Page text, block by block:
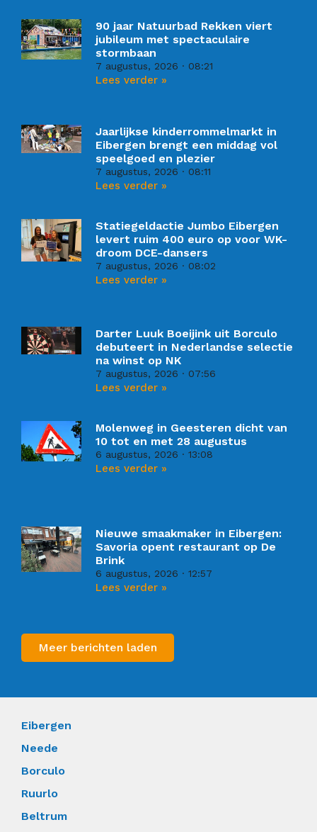
90 jaar Natuurbad Rekken viert
jubileum met spectaculaire
stormbaan
7 augustus, 2026 08:21
Lees verder »
Jaarlijkse kinderrommelmarkt in
Eibergen brengt een middag vol
speelgoed en plezier
7 augustus, 2026 08:11
Lees verder »
Statiegeldactie Jumbo Eibergen
levert ruim 400 euro op voor WK-
droom DCE-dansers
7 augustus, 2026 08:02
Lees verder »
Darter Luuk Boeijink uit Borculo
debuteert in Nederlandse selectie
na winst op NK
7 augustus, 2026 07:56
Lees verder »
Molenweg in Geesteren dicht van
10 tot en met 28 augustus
6 augustus, 2026 13:08
Lees verder »
Nieuwe smaakmaker in Eibergen:
Savoria opent restaurant op De
Brink
6 augustus, 2026 12:57
Lees verder »
Meer berichten laden
Eibergen
Neede
Borculo
Ruurlo
Beltrum